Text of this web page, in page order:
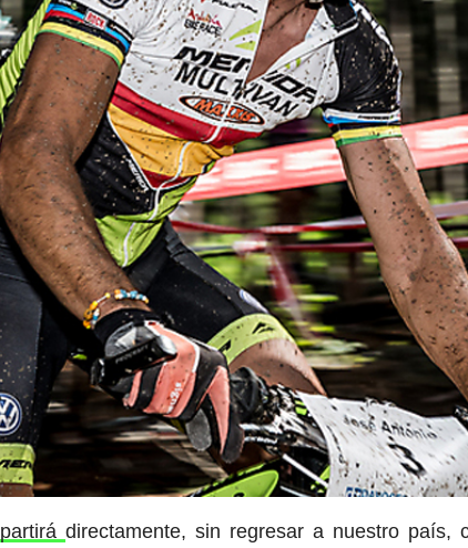
partirádirectamente, sin regresar a nuestro país,